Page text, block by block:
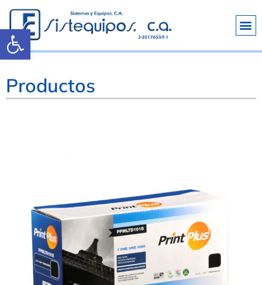
Abrir barra de herramientas
Productos